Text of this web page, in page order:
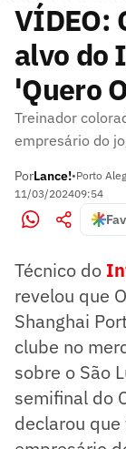
VÍDEO:
alvo do
'Quero
Treinador
empresário do
PorLance!•Porto
11/03/202409:54
Técnico do
revelou que
Shanghai
clube no
sobre o São
semifinal do
declarou